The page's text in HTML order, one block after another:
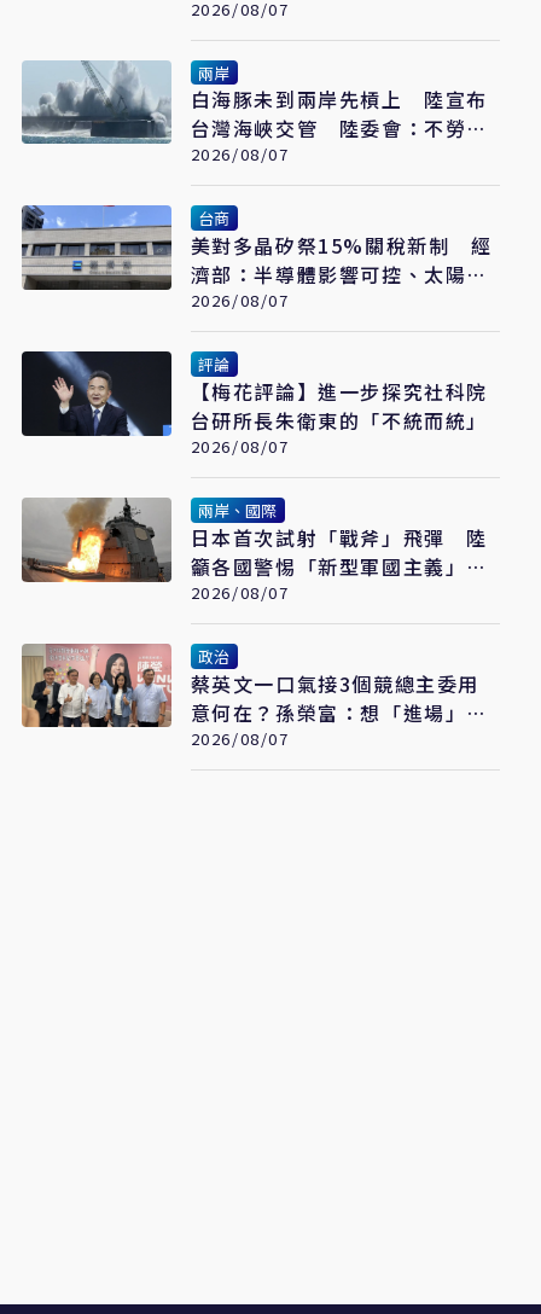
州開幕
2026/08/07
兩岸
白海豚未到兩岸先槓上 陸宣布
台灣海峽交管 陸委會：不勞費
心
2026/08/07
台商
美對多晶矽祭15%關稅新制 經
濟部：半導體影響可控、太陽能
產業衝擊有限
2026/08/07
評論
【梅花評論】進一步探究社科院
台研所長朱衛東的「不統而統」
2026/08/07
兩岸、國際
日本首次試射「戰斧」飛彈 陸
籲各國警惕「新型軍國主義」發
展
2026/08/07
政治
蔡英文一口氣接3個競總主委用
意何在？孫榮富：想「進場」接
黨主席
2026/08/07